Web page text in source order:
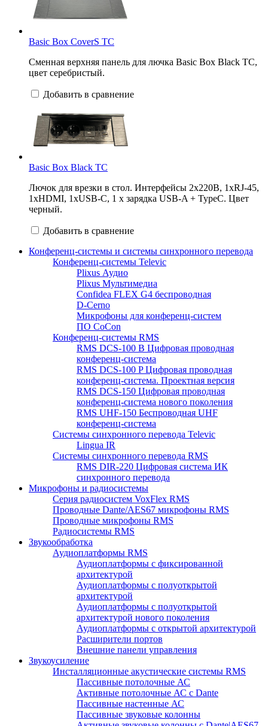
Basic Box CoverS TC
Сменная верхняя панель для лючка Basic Box Black TC,
цвет серебристый.
Добавить в сравнение
Basic Box Black TC
Лючок для врезки в стол. Интерфейсы 2х220В, 1хRJ-45,
1xHDMI, 1xUSB-C, 1 х зарядка USB-A + TypeC. Цвет
черный.
Добавить в сравнение
Конференц-системы и системы синхронного перевода
Конференц-системы Televic
Plixus Аудио
Plixus Мультимедиа
Confidea FLEX G4 беспроводная
D-Cerno
Микрофоны для конференц-систем
ПО CoCon
Конференц-системы RMS
RMS DCS-100 B Цифровая проводная
конференц-система
RMS DCS-100 P Цифровая проводная
конференц-система. Проектная версия
RMS DCS-150 Цифровая проводная
конференц-система нового поколения
RMS UHF-150 Беспроводная UHF
конференц-система
Системы синхронного перевода Televic
Lingua IR
Системы синхронного перевода RMS
RMS DIR-220 Цифровая система ИК
синхронного перевода
Микрофоны и радиосистемы
Серия радиосистем VoxFlex RMS
Проводные Dante/AES67 микрофоны RMS
Проводные микрофоны RMS
Радиосистемы RMS
Звукообработка
Аудиоплатформы RMS
Аудиоплатформы с фиксированной
архитектурой
Аудиоплатформы с полуоткрытой
архитектурой
Аудиоплатформы с полуоткрытой
архитектурой нового поколения
Аудиоплатформы с открытой архитектурой
Расширители портов
Внешние панели управления
Звукоусиление
Инсталляционные акустические системы RMS
Пассивные потолочные АС
Активные потолочные АС с Dante
Пассивные настенные АС
Пассивные звуковые колонны